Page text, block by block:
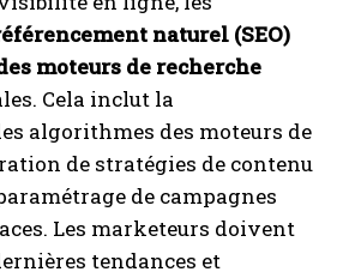
naturel (SEO)
moteurs de recherche
Cela inclut la
algorithmes des moteurs de
de stratégies de contenu
de campagnes
Les marketeurs doivent
tendances et